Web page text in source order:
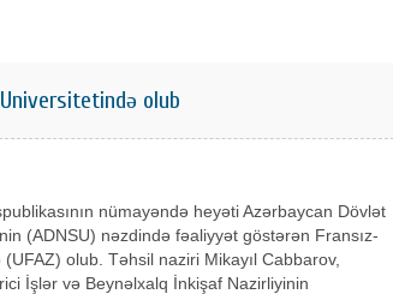
olub
nümayəndə heyəti Azərbaycan Dövlət
(ADNSU) nəzdində fəaliyyət göstərən Fransız-
olub. Təhsil naziri Mikayıl Cabbarov,
İşlər və Beynəlxalq İnkişaf Nazirliyinin